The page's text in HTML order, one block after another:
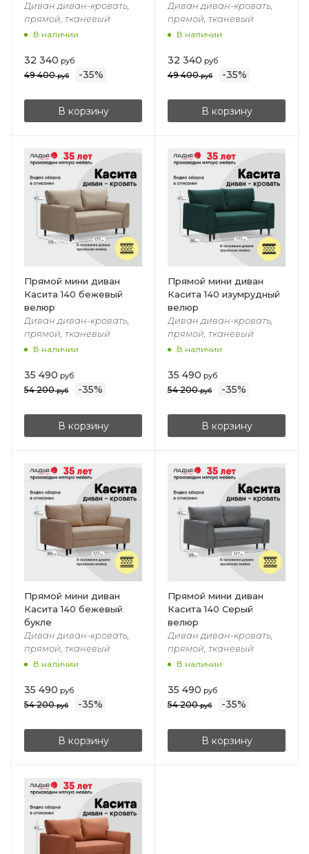
Диван диван-кровать,
прямой, тканевый
В наличии
32 340 руб
49 400руб -35%
В корзину
Диван диван-кровать,
прямой, тканевый
В наличии
32 340 руб
49 400руб -35%
В корзину
Прямой мини диван
Касита 140 бежевый
велюр
Диван диван-кровать,
прямой, тканевый
В наличии
35 490 руб
54 200руб -35%
В корзину
Прямой мини диван
Касита 140 изумрудный
велюр
Диван диван-кровать,
прямой, тканевый
В наличии
35 490 руб
54 200руб -35%
В корзину
Прямой мини диван
Касита 140 бежевый
букле
Диван диван-кровать,
прямой, тканевый
В наличии
35 490 руб
54 200руб -35%
В корзину
Прямой мини диван
Касита 140 Серый
велюр
Диван диван-кровать,
прямой, тканевый
В наличии
35 490 руб
54 200руб -35%
В корзину